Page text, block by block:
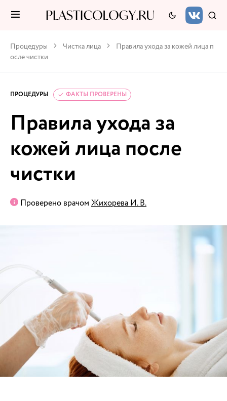
Процедуры Чистка лица
Правила ухода за кожей лица п
осле чистки
ПРОЦЕДУРЫ ФАКТЫ ПРОВЕРЕНЫ
Правила ухода за
кожей лица после
чистки
Проверено врачом Жихорева И. В.